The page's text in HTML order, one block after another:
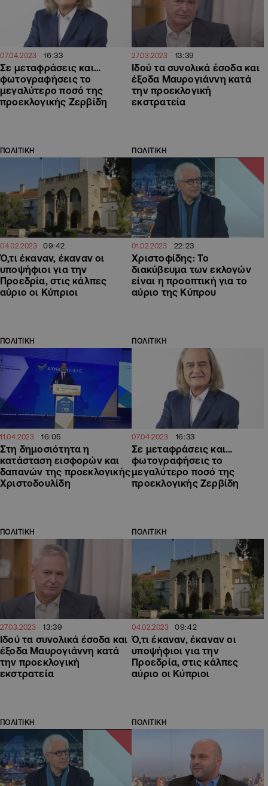
07.04.2023 16:33
Σε μεταφράσεις και…
φωτογραφήσεις το
μεγαλύτερο ποσό της
προεκλογικής Ζερβίδη
27.03.2023 13:39
Ιδού τα συνολικά έσοδα και
έξοδα Μαυρογιάννη κατά
την προεκλογική
εκστρατεία
ΠΟΛΙΤΙΚΗ
04.02.2023 09:42
Ό,τι έκαναν, έκαναν οι
υποψήφιοι για την
Προεδρία, στις κάλπες
αύριο οι Κύπριοι
ΠΟΛΙΤΙΚΗ
01.02.2023 22:23
Χριστοφίδης: Το
διακύβευμα των εκλογών
είναι η προοπτική για το
αύριο της Κύπρου
ΠΟΛΙΤΙΚΗ
11.04.2023 16:05
Στη δημοσιότητα η
κατάσταση εισφορών και
δαπανών της προεκλογικής
Χριστοδουλίδη
ΠΟΛΙΤΙΚΗ
07.04.2023 16:33
Σε μεταφράσεις και…
φωτογραφήσεις το
μεγαλύτερο ποσό της
προεκλογικής Ζερβίδη
ΠΟΛΙΤΙΚΗ
27.03.2023 13:39
Ιδού τα συνολικά έσοδα και
έξοδα Μαυρογιάννη κατά
την προεκλογική
εκστρατεία
ΠΟΛΙΤΙΚΗ
04.02.2023 09:42
Ό,τι έκαναν, έκαναν οι
υποψήφιοι για την
Προεδρία, στις κάλπες
αύριο οι Κύπριοι
ΠΟΛΙΤΙΚΗ ΠΟΛΙΤΙΚΗ